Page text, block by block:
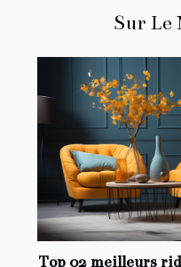
Sur Le
Top 02 meilleurs